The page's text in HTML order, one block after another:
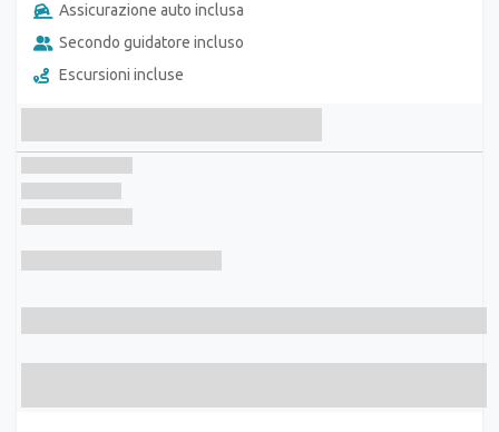
Assicurazione auto inclusa
Secondo guidatore incluso
Escursioni incluse